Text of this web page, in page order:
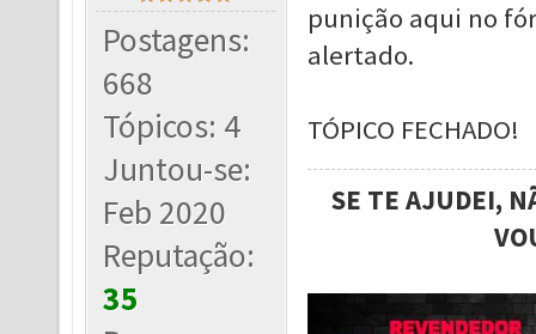
Postagens:
668
Tópicos: 4
Juntou-se:
Feb 2020
Reputação:
35
punição aqui no
alertado.
TÓPICO FECHADO!
SE TE AJUDEI,